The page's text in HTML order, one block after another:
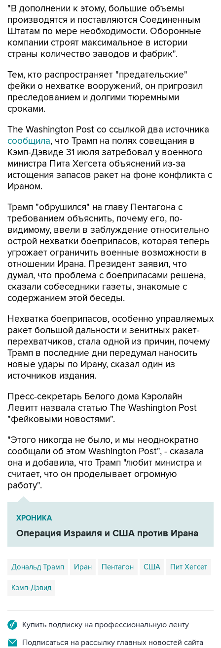
"В дополнении к этому, большие объемы
производятся и поставляются Соединенным
Штатам по мере необходимости. Оборонные
компании строят максимальное в истории
страны количество заводов и фабрик".
Тем, кто распространяет "предательские"
фейки о нехватке вооружений, он пригрозил
преследованием и долгими тюремными
сроками.
The Washington Post со ссылкой два источника
сообщила, что Трамп на полях совещания в
Кэмп-Дэвиде 31 июля затребовал у военного
министра Пита Хегсета объяснений из-за
истощения запасов ракет на фоне конфликта с
Ираном.
Трамп "обрушился" на главу Пентагона с
требованием объяснить, почему его, по-
видимому, ввели в заблуждение относительно
острой нехватки боеприпасов, которая теперь
угрожает ограничить военные возможности в
отношении Ирана. Президент заявил, что
думал, что проблема с боеприпасами решена,
сказали собеседники газеты, знакомые с
содержанием этой беседы.
Нехватка боеприпасов, особенно управляемых
ракет большой дальности и зенитных ракет-
перехватчиков, стала одной из причин, почему
Трамп в последние дни передумал наносить
новые удары по Ирану, сказал один из
источников издания.
Пресс-секретарь Белого дома Кэролайн
Левитт назвала статью The Washington Post
"фейковыми новостями".
"Этого никогда не было, и мы неоднократно
сообщали об этом Washington Post", - сказала
она и добавила, что Трамп "любит министра и
считает, что он проделывает огромную
работу".
ХРОНИКА
Операция Израиля и США против Ирана
Дональд Трамп Иран Пентагон США Пит Хегсет
Кэмп-Дэвид
Купить подписку на профессиональную ленту
Подписаться на рассылку главных новостей сайта